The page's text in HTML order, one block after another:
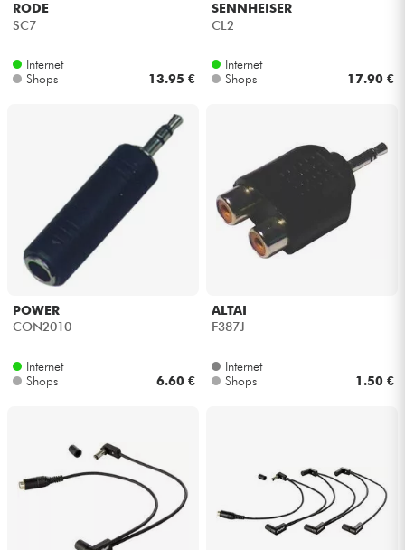
RODE
SC7
Internet
Shops
13.95 €
SENNHEISER
CL2
Internet
Shops
17.90 €
POWER
CON2010
Internet
Shops
6.60 €
ALTAI
F387J
Internet
Shops
1.50 €